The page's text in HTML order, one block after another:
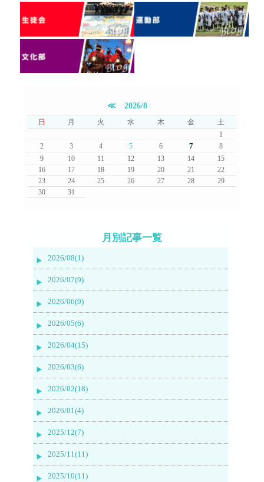
≪ 2026/8
日 月 火 水 木 金
土
1
2
3 4 5 6 7
8
9
10 11 12 13 14
15
16
17 18 19 20 21
22
23
24 25 26 27 28
29
30
31
月別記事一覧
2026/08(1)
2026/07(9)
2026/06(9)
2026/05(6)
2026/04(15)
2026/03(6)
2026/02(18)
2026/01(4)
2025/12(7)
2025/11(11)
2025/10(11)